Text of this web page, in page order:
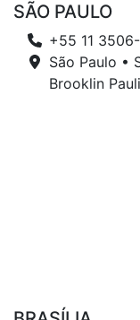
SÃO PAULO
+55 11
São Paulo •
Brooklin